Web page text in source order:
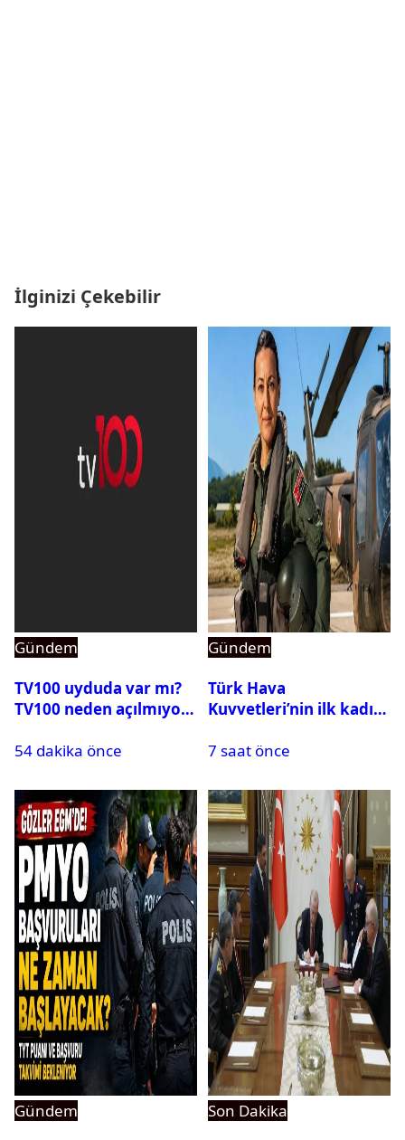
İlginizi Çekebilir
Gündem
TV100 uyduda var mı?
TV100 neden açılmıyor?
54 dakika önce
Gündem
Türk Hava
Kuvvetleri’nin ilk kadın
Karapınar hakkında
ortaya çıktı
7 saat önce
Gündem
Son Dakika